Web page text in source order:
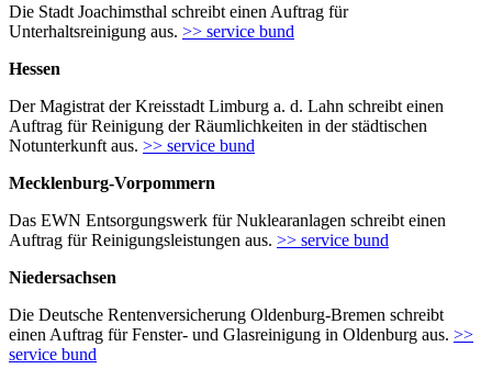
Die Stadt Joachimsthal schreibt einen Auftrag für
Unterhaltsreinigung aus. >> service bund
Hessen
Der Magistrat der Kreisstadt Limburg a. d. Lahn schreibt einen
Auftrag für Reinigung der Räumlichkeiten in der städtischen
Notunterkunft aus. >> service bund
Mecklenburg-Vorpommern
Das EWN Entsorgungswerk für Nuklearanlagen schreibt einen
Auftrag für Reinigungsleistungen aus. >> service bund
Niedersachsen
Die Deutsche Rentenversicherung Oldenburg-Bremen schreibt
einen Auftrag für Fenster- und Glasreinigung in Oldenburg aus. >>
service bund